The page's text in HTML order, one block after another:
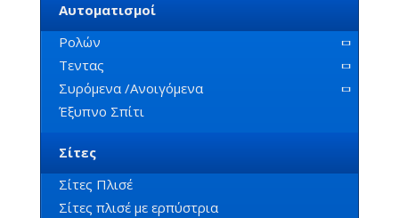
Αυτοματισμοί
Ρολών
Τεντας
Συρόμενα /Ανοιγόμενα
Έξυπνο Σπίτι
Σίτες
Σίτες Πλισέ
Σίτες πλισέ με ερπύστρια